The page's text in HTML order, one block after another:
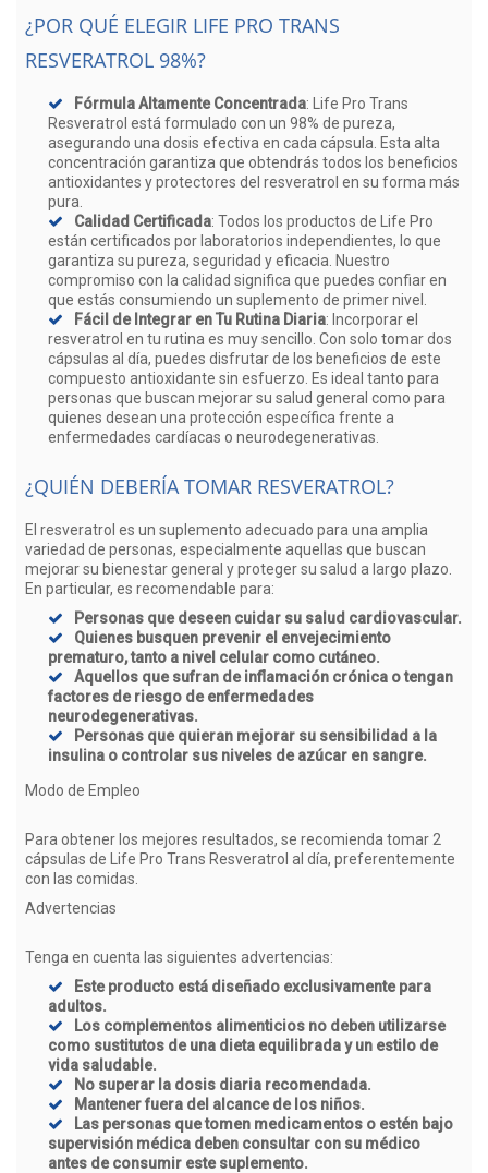
¿POR QUÉ ELEGIR LIFE PRO TRANS
RESVERATROL 98%?
Fórmula Altamente Concentrada: Life Pro Trans
Resveratrol está formulado con un 98% de pureza,
asegurando una dosis efectiva en cada cápsula. Esta alta
concentración garantiza que obtendrás todos los beneficios
antioxidantes y protectores del resveratrol en su forma más
pura.
Calidad Certificada: Todos los productos de Life Pro
están certificados por laboratorios independientes, lo que
garantiza su pureza, seguridad y eficacia. Nuestro
compromiso con la calidad significa que puedes confiar en
que estás consumiendo un suplemento de primer nivel.
Fácil de Integrar en Tu Rutina Diaria: Incorporar el
resveratrol en tu rutina es muy sencillo. Con solo tomar dos
cápsulas al día, puedes disfrutar de los beneficios de este
compuesto antioxidante sin esfuerzo. Es ideal tanto para
personas que buscan mejorar su salud general como para
quienes desean una protección específica frente a
enfermedades cardíacas o neurodegenerativas.
¿QUIÉN DEBERÍA TOMAR RESVERATROL?
El resveratrol es un suplemento adecuado para una amplia
variedad de personas, especialmente aquellas que buscan
mejorar su bienestar general y proteger su salud a largo plazo.
En particular, es recomendable para:
Personas que deseen cuidar su salud cardiovascular.
Quienes busquen prevenir el envejecimiento
prematuro, tanto a nivel celular como cutáneo.
Aquellos que sufran de inflamación crónica o tengan
factores de riesgo de enfermedades
neurodegenerativas.
Personas que quieran mejorar su sensibilidad a la
insulina o controlar sus niveles de azúcar en sangre.
Modo de Empleo
Para obtener los mejores resultados, se recomienda tomar 2
cápsulas de Life Pro Trans Resveratrol al día, preferentemente
con las comidas.
Advertencias
Tenga en cuenta las siguientes advertencias:
Este producto está diseñado exclusivamente para
adultos.
Los complementos alimenticios no deben utilizarse
como sustitutos de una dieta equilibrada y un estilo de
vida saludable.
No superar la dosis diaria recomendada.
Mantener fuera del alcance de los niños.
Las personas que tomen medicamentos o estén bajo
supervisión médica deben consultar con su médico
antes de consumir este suplemento.